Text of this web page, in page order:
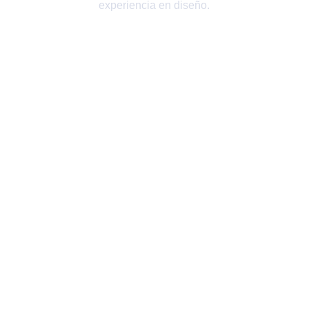
experiencia en diseño.